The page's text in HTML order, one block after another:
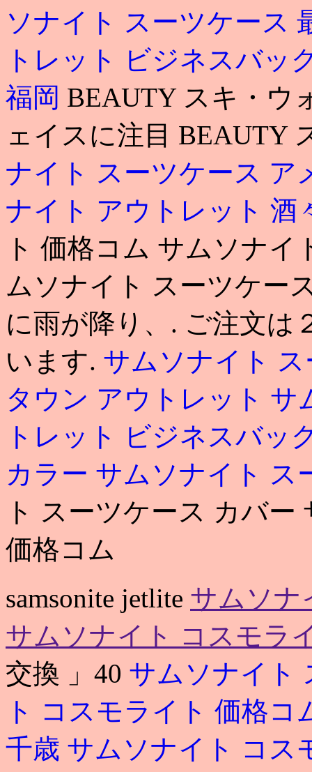
ソナイト スーツケース
トレット ビジネスバッ
福岡 BEAUTY スキ・ウ
ェイスに注目 BEAUTY
ナイト スーツケース
ナイト アウトレット 酒
ト 価格コム サムソナ
ムソナイト スーツケー
に雨が降り、. ご注文は
います. サムソナイト
タウン アウトレット
トレット ビジネスバッ
カラー サムソナイト ス
ト スーツケース カバ
価格コム
samsonite jetlite サムソナ
サムソナイト コスモラ
交換 」40 サムソナイト
ト コスモライト 価格コ
千歳 サムソナイト コス